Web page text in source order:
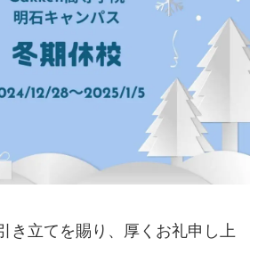
き立てを賜り、厚くお礼申し上